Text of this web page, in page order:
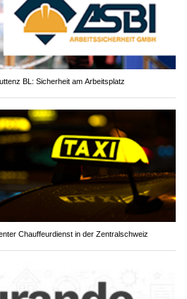
BL: Sicherheit am Arbeitsplatz
Chauffeurdienst in der Zentralschweiz